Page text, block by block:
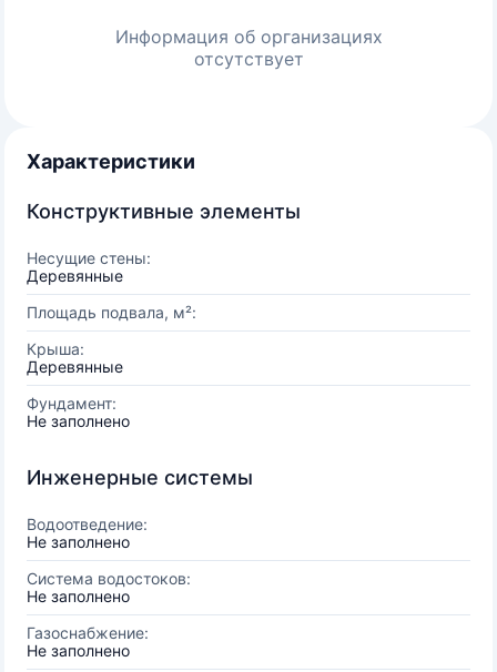
Информация об организациях
отсутствует
Характеристики
Конструктивные элементы
Несущие стены:
Деревянные
Площадь подвала, м²:
Крыша:
Деревянные
Фундамент:
Не заполнено
Инженерные системы
Водоотведение:
Не заполнено
Система водостоков:
Не заполнено
Газоснабжение:
Не заполнено